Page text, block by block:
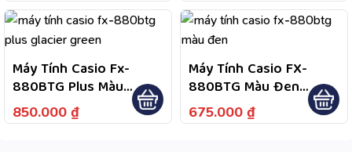
Máy Tính Casio Fx-
880BTG Plus Màu
Glacier Green – Bảo
Hành Dài Hạn 7 Năm, Hỗ
850.000 ₫
Máy Tính Casio FX-
880BTG Màu Đen
Fullbox Bảo Hành 7
Năm
675.000 ₫